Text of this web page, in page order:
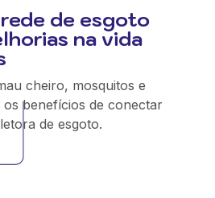
de esgoto
na vida
cheiro, mosquitos e
os benefícios de conectar
de esgoto.